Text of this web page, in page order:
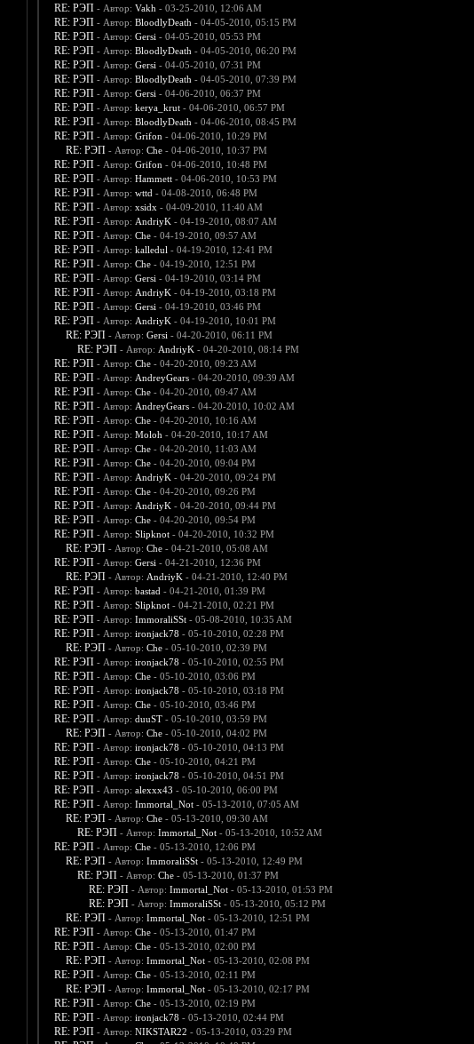
RE: РЭП - Автор: Vakh - 03-25-2010, 12:06 AM
RE: РЭП - Автор: BloodlyDeath - 04-05-2010, 05:15 PM
RE: РЭП - Автор: Gersi - 04-05-2010, 05:53 PM
RE: РЭП - Автор: BloodlyDeath - 04-05-2010, 06:20 PM
RE: РЭП - Автор: Gersi - 04-05-2010, 07:31 PM
RE: РЭП - Автор: BloodlyDeath - 04-05-2010, 07:39 PM
RE: РЭП - Автор: Gersi - 04-06-2010, 06:37 PM
RE: РЭП - Автор: kerya_krut- 04-06-2010, 06:57 PM
RE: РЭП - Автор: BloodlyDeath - 04-06-2010, 08:45 PM
RE: РЭП - Автор: Grifon - 04-06-2010, 10:29 PM
RE: РЭП - Автор: Che- 04-06-2010, 10:37 PM
RE: РЭП - Автор: Grifon - 04-06-2010, 10:48 PM
RE: РЭП - Автор: Hammett- 04-06-2010, 10:53 PM
RE: РЭП - Автор: wttd - 04-08-2010, 06:48 PM
RE: РЭП - Автор: xsidx - 04-09-2010, 11:40 AM
RE: РЭП - Автор: AndriyK- 04-19-2010, 08:07 AM
RE: РЭП - Автор: Che- 04-19-2010, 09:57 AM
RE: РЭП - Автор: kalledul - 04-19-2010, 12:41 PM
RE: РЭП - Автор: Che- 04-19-2010, 12:51 PM
RE: РЭП - Автор: Gersi - 04-19-2010, 03:14 PM
RE: РЭП - Автор: AndriyK- 04-19-2010, 03:18 PM
RE: РЭП - Автор: Gersi - 04-19-2010, 03:46 PM
RE: РЭП - Автор: AndriyK- 04-19-2010, 10:01 PM
RE: РЭП - Автор: Gersi - 04-20-2010, 06:11 PM
RE: РЭП - Автор: AndriyK- 04-20-2010, 08:14 PM
RE: РЭП - Автор: Che- 04-20-2010, 09:23 AM
RE: РЭП - Автор: AndreyGears- 04-20-2010, 09:39 AM
RE: РЭП - Автор: Che- 04-20-2010, 09:47 AM
RE: РЭП - Автор: AndreyGears- 04-20-2010, 10:02 AM
RE: РЭП - Автор: Che- 04-20-2010, 10:16 AM
RE: РЭП - Автор: Moloh - 04-20-2010, 10:17 AM
RE: РЭП - Автор: Che- 04-20-2010, 11:03 AM
RE: РЭП - Автор: Che- 04-20-2010, 09:04 PM
RE: РЭП - Автор: AndriyK- 04-20-2010, 09:24 PM
RE: РЭП - Автор: Che- 04-20-2010, 09:26 PM
RE: РЭП - Автор: AndriyK- 04-20-2010, 09:44 PM
RE: РЭП - Автор: Che- 04-20-2010, 09:54 PM
RE: РЭП - Автор: Slipknot- 04-20-2010, 10:32 PM
RE: РЭП - Автор: Che- 04-21-2010, 05:08 AM
RE: РЭП - Автор: Gersi - 04-21-2010, 12:36 PM
RE: РЭП - Автор: AndriyK- 04-21-2010, 12:40 PM
RE: РЭП - Автор: bastad - 04-21-2010, 01:39 PM
RE: РЭП - Автор: Slipknot- 04-21-2010, 02:21 PM
RE: РЭП - Автор: ImmoraliSSt- 05-08-2010, 10:35 AM
RE: РЭП - Автор: ironjack78 - 05-10-2010, 02:28 PM
RE: РЭП - Автор: Che- 05-10-2010, 02:39 PM
RE: РЭП - Автор: ironjack78 - 05-10-2010, 02:55 PM
RE: РЭП - Автор: Che- 05-10-2010, 03:06 PM
RE: РЭП - Автор: ironjack78 - 05-10-2010, 03:18 PM
RE: РЭП - Автор: Che- 05-10-2010, 03:46 PM
RE: РЭП - Автор: duuST- 05-10-2010, 03:59 PM
RE: РЭП - Автор: Che- 05-10-2010, 04:02 PM
RE: РЭП - Автор: ironjack78 - 05-10-2010, 04:13 PM
RE: РЭП - Автор: Che- 05-10-2010, 04:21 PM
RE: РЭП - Автор: ironjack78 - 05-10-2010, 04:51 PM
RE: РЭП - Автор: alexxx43 - 05-10-2010, 06:00 PM
RE: РЭП - Автор: Immortal_Not- 05-13-2010, 07:05 AM
RE: РЭП - Автор: Che- 05-13-2010, 09:30 AM
RE: РЭП - Автор: Immortal_Not- 05-13-2010, 10:52 AM
RE: РЭП - Автор: Che- 05-13-2010, 12:06 PM
RE: РЭП - Автор: ImmoraliSSt- 05-13-2010, 12:49 PM
RE: РЭП - Автор: Che- 05-13-2010, 01:37 PM
RE: РЭП - Автор: Immortal_Not- 05-13-2010, 01:53 PM
RE: РЭП - Автор: ImmoraliSSt- 05-13-2010, 05:12 PM
RE: РЭП - Автор: Immortal_Not- 05-13-2010, 12:51 PM
RE: РЭП - Автор: Che- 05-13-2010, 01:47 PM
RE: РЭП - Автор: Che- 05-13-2010, 02:00 PM
RE: РЭП - Автор: Immortal_Not- 05-13-2010, 02:08 PM
RE: РЭП - Автор: Che- 05-13-2010, 02:11 PM
RE: РЭП - Автор: Immortal_Not- 05-13-2010, 02:17 PM
RE: РЭП - Автор: Che- 05-13-2010, 02:19 PM
RE: РЭП - Автор: ironjack78 - 05-13-2010, 02:44 PM
RE: РЭП - Автор: NIKSTAR22 - 05-13-2010, 03:29 PM